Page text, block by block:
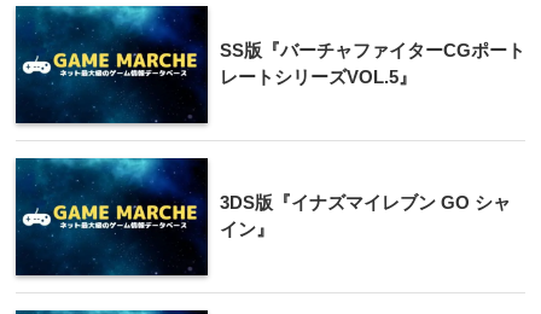
SS版『バーチャファイターCGポート
レートシリーズVOL.5』
3DS版『イナズマイレブン GO シャ
イン』